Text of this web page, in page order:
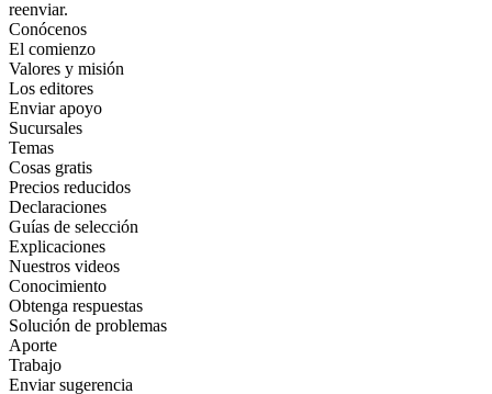
reenviar.
Conócenos
El comienzo
Valores y misión
Los editores
Enviar apoyo
Sucursales
Temas
Cosas gratis
Precios reducidos
Declaraciones
Guías de selección
Explicaciones
Nuestros videos
Conocimiento
Obtenga respuestas
Solución de problemas
Aporte
Trabajo
Enviar sugerencia